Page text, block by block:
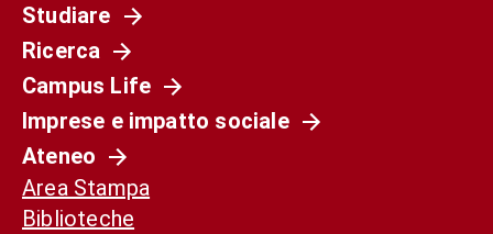
Studiare
Ricerca
Campus Life
Imprese e impatto sociale
Ateneo
Area Stampa
Biblioteche